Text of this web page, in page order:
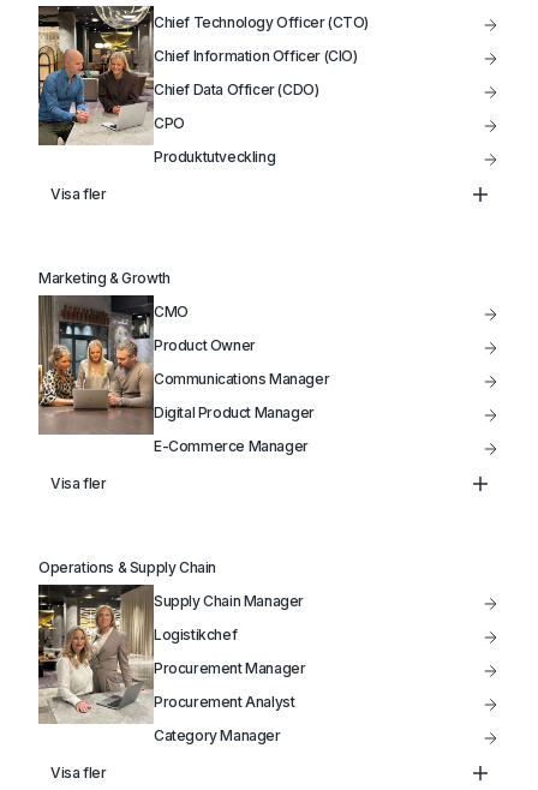
Styrelseordförande / Styrelseledamot
Chief Technology Officer (CTO)
Chief Information Officer (CIO)
Chief Data Officer (CDO)
CPO
Produktutveckling
Visa fler
Marketing & Growth
CMO
Product Owner
Communications Manager
Digital Product Manager
E-Commerce Manager
Säljchef
Produktutveckling
Visa fler
Operations & Supply Chain
Supply Chain Manager
Logistikchef
Procurement Manager
Procurement Analyst
Category Manager
Visa fler